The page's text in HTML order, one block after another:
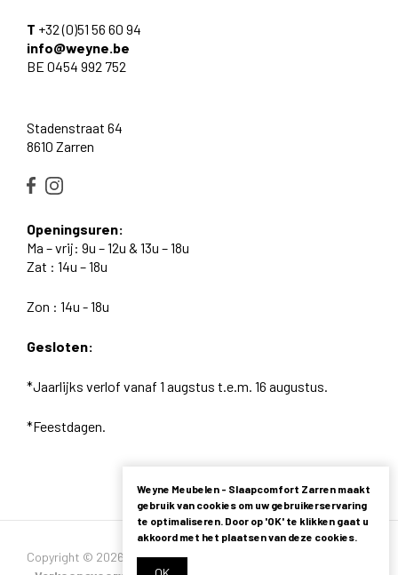
T +32 (0)51 56 60 94
info@weyne.be
BE 0454 992 752
Stadenstraat 64
8610 Zarren
Openingsuren:
Ma – vrij: 9u – 12u & 13u – 18u
Zat : 14u – 18u
Zon : 14u - 18u
Gesloten:
*Jaarlijks verlof vanaf 1 augstus t.e.m. 16 augustus.
*Feestdagen.
Copyright © 2026 - Alle rechten voorbehouden -
Weyne Meubelen - Slaapcomfort Zarren maakt
gebruik van cookies om uw gebruikerservaring
te optimaliseren. Door op 'OK' te klikken gaat u
akkoord met het plaatsen van deze cookies.